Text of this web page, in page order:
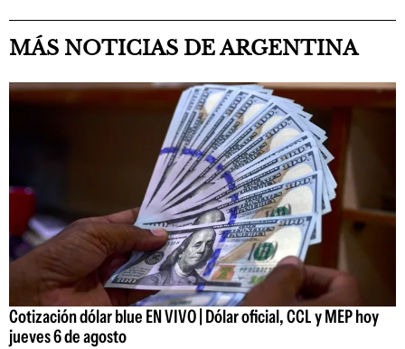
MÁS NOTICIAS DE ARGENTINA
Cotización dólar blue EN VIVO | Dólar oficial, CCL y MEP hoy
jueves 6 de agosto